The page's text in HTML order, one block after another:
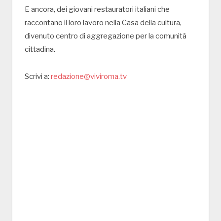
E ancora, dei giovani restauratori italiani che
raccontano il loro lavoro nella Casa della cultura,
divenuto centro di aggregazione per la comunità
cittadina.
Scrivi a: redazione@viviroma.tv